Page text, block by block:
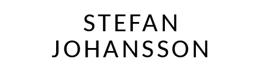
STEFAN
JOHANSSON